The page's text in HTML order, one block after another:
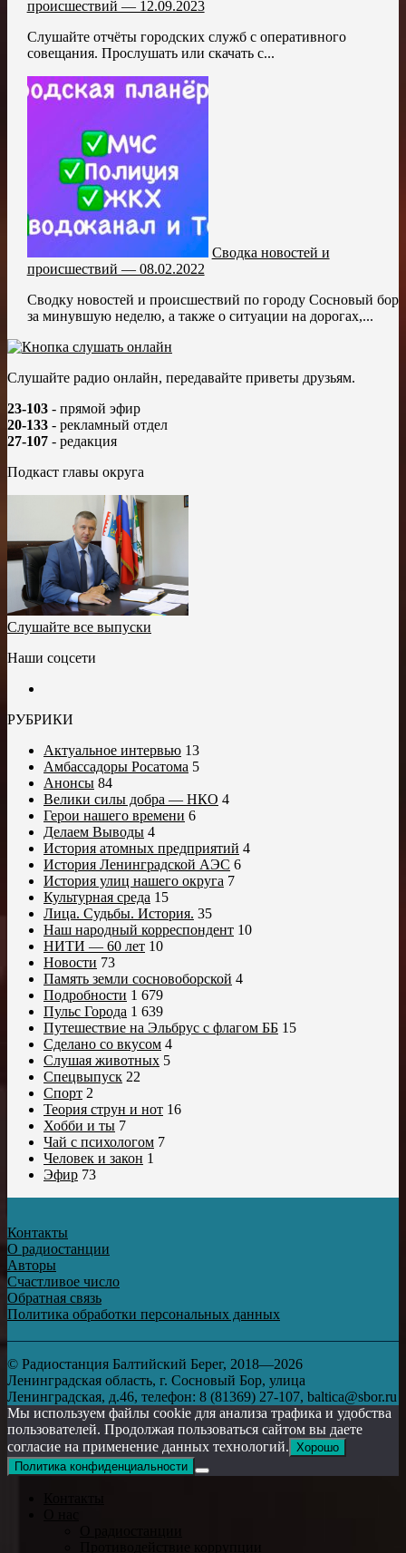
происшествий — 12.09.2023
Слушайте отчёты городских служб с оперативного
совещания. Прослушать или скачать с...
Сводка новостей и
происшествий — 08.02.2022
Сводку новостей и происшествий по городу Сосновый бор
за минувшую неделю, а также о ситуации на дорогах,...
Слушайте радио онлайн, передавайте приветы друзьям.
23-103 - прямой эфир
20-133 - рекламный отдел
27-107 - редакция
Подкаст главы округа
Слушайте все выпуски
Наши соцсети
РУБРИКИ
Актуальное интервью 13
Амбассадоры Росатома 5
Анонсы 84
Велики силы добра — НКО 4
Герои нашего времени 6
Делаем Выводы 4
История атомных предприятий 4
История Ленинградской АЭС 6
История улиц нашего округа 7
Культурная среда 15
Лица. Судьбы. История. 35
Наш народный корреспондент 10
НИТИ — 60 лет 10
Новости 73
Память земли сосновоборской 4
Подробности 1 679
Пульс Города 1 639
Путешествие на Эльбрус с флагом ББ 15
Сделано со вкусом 4
Слушая животных 5
Спецвыпуск 22
Спорт 2
Теория струн и нот 16
Хобби и ты 7
Чай с психологом 7
Человек и закон 1
Эфир 73
Контакты
О радиостанции
Авторы
Счастливое число
Обратная связь
Политика обработки персональных данных
© Радиостанция Балтийский Берег, 2018—2026
Ленинградская область, г. Сосновый Бор, улица
Ленинградская, д.46, телефон: 8 (81369) 27-107, baltica@sbor.ru
Мы используем файлы cookie для анализа трафика и удобства
пользователей. Продолжая пользоваться сайтом вы даете
согласие на применение данных технологий. Хорошо
Политика конфиденциальности